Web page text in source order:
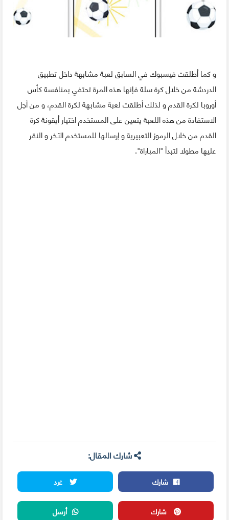
و كما أطلقت فيسبوك في السابق لعبة مشابهة داخل تطبيق
الدردشة من خلال كرة سلة فإنها هذه المرة تحتفي بمنافسة كأس
أوروبا لكرة القدم و لذلك أطلقت لعبة مشابهة لكرة القدم، و من أجل
الاستفادة من هذه اللعبة يتعين على المستخدم اختيار أيقونة كرة
القدم من خلال الرموز التعبيرية و إرسالها للمستخدم الآخر و النقر
عليها مطولا لتبدأ "المباراة".
شارك المقال:
شارك
غرد
شارك
أرسل